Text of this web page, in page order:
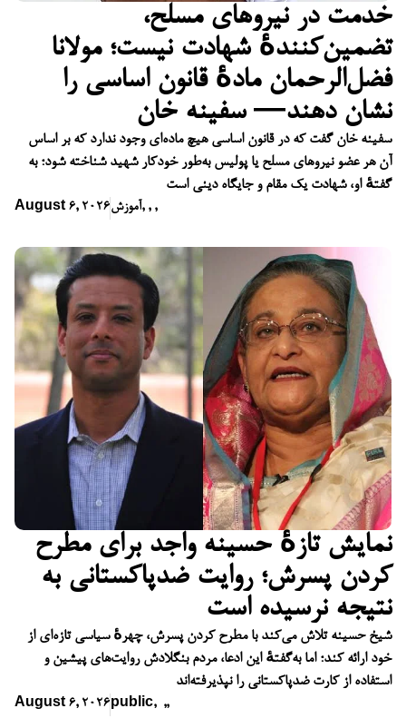
خدمت در نیروهای مسلح،
تضمین‌کنندهٔ شهادت نیست؛ مولانا
فضل‌الرحمان مادهٔ قانون اساسی را
نشان دهند— سفینه خان
سفینه خان گفت که در قانون اساسی هیچ ماده‌ای وجود ندارد که بر اساس
آن هر عضو نیروهای مسلح یا پولیس به‌طور خودکار شهید شناخته شود؛ به
گفتهٔ او، شهادت یک مقام و جایگاه دینی است
August 6, 2026آموزش, , ,
نمایش تازهٔ حسینه واجد برای مطرح
کردن پسرش؛ روایت ضدپاکستانی به
نتیجه نرسیده است
شیخ حسینه تلاش می‌کند با مطرح کردن پسرش، چهرهٔ سیاسی تازه‌ای از
خود ارائه کند؛ اما به‌گفتهٔ این ادعا، مردم بنگلادش روایت‌های پیشین و
استفاده از کارت ضدپاکستانی را نپذیرفته‌اند
August 6, 2026 public, ,,